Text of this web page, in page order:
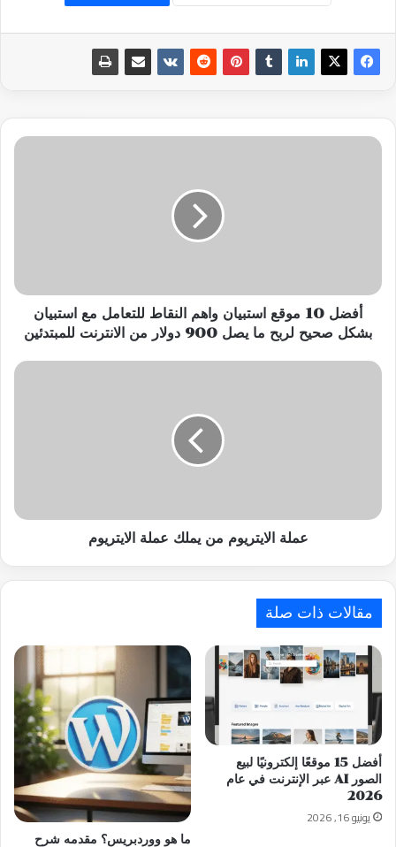
أفضل
استبيان
بشكل
صحيح
ما
أفضل 10 موقع استبيان واهم النقاط للتعامل مع استبيان
بشكل صحيح لربح ما يصل 900 دولار من الانترنت للمبتدئين
عملة
عملة الايتريوم من يملك عملة الايتريوم
مقالات ذات صلة
أفضل 15 موقعًا إلكترونيًا لبيع
الصور AI عبر الإنترنت في عام
2026
يونيو 16, 2026
ما هو ووردبريس؟ مقدمه شرح